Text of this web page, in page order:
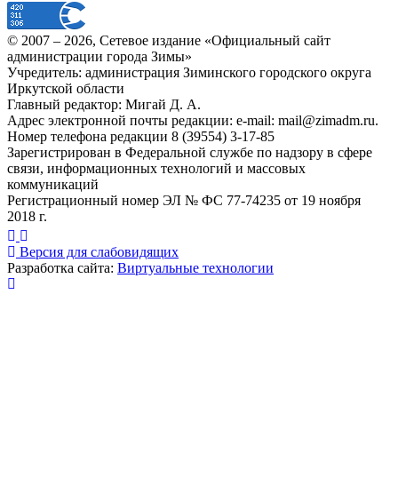
© 2007 – 2026, Сетевое издание «Официальный сайт
администрации города Зимы»
Учредитель: администрация Зиминского городского округа
Иркутской области
Главный редактор: Мигай Д. А.
Адрес электронной почты редакции: e-mail: mail@zimadm.ru.
Номер телефона редакции 8 (39554) 3-17-85
Зарегистрирован в Федеральной службе по надзору в сфере
связи, информационных технологий и массовых
коммуникаций
Регистрационный номер ЭЛ № ФС 77-74235 от 19 ноября
2018 г.
Версия для слабовидящих
Разработка сайта: Виртуальные технологии